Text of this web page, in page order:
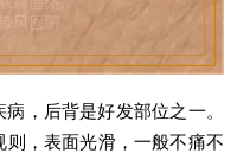
，后背是好发部位之一。
，表面光滑，一般不痛不